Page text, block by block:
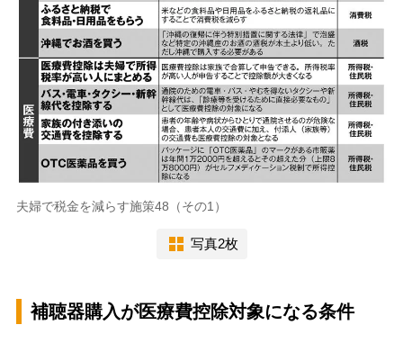
夫婦で税金を減らす施策48（その1）
写真2枚
補聴器購入が医療費控除対象になる条件